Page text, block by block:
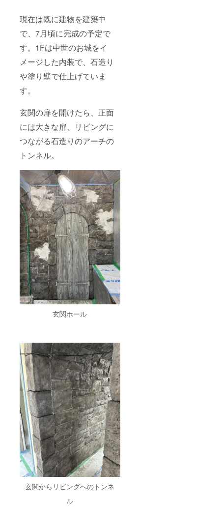
現在は既に建物を建築中
で、7月頃に完成の予定で
す。1Fは中世のお城をイ
メージした内装で、石造り
や塗り壁で仕上げていま
す。
玄関の扉を開けたら、正面
には大きな扉、リビングに
つながる石造りのアーチの
トンネル。
玄関ホール
玄関からリビングへのトンネ
ル